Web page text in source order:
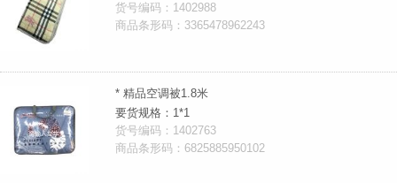
货号编码：1402988
商品条形码：3365478962243
* 精品空调被1.8米
要货规格：1*1
货号编码：1402763
商品条形码：6825885950102